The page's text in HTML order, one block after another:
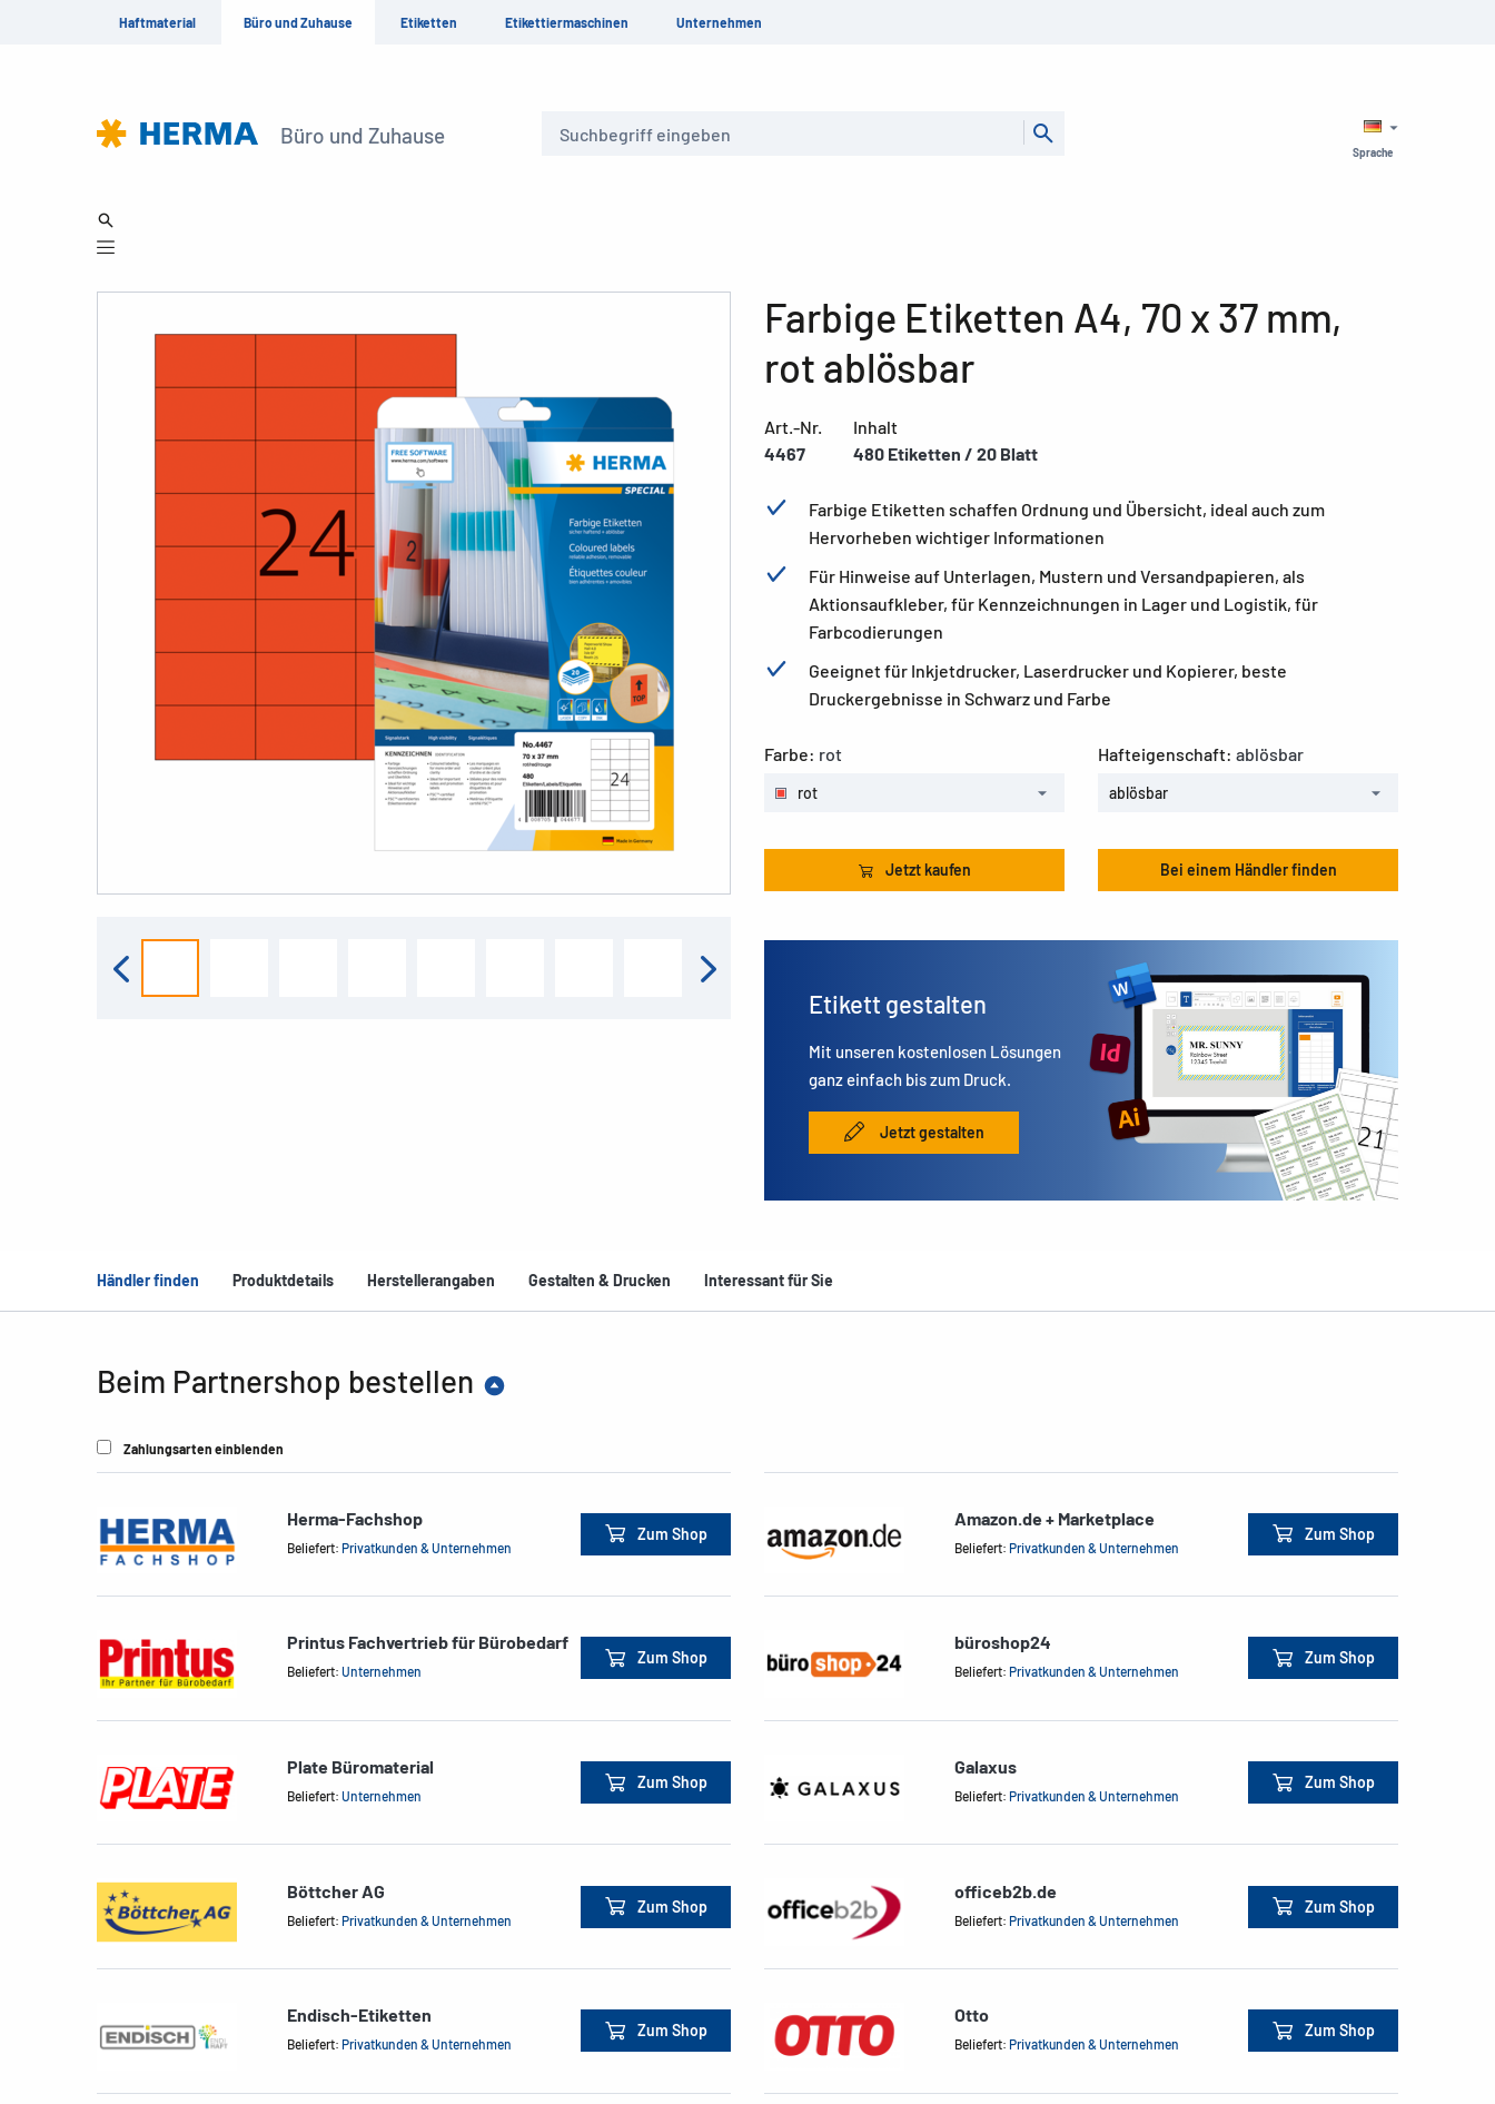
Haftmaterial Büro und Zuhause Etiketten Etikettiermaschinen Unternehmen
Büro und Zuhause
Sprache
Farbige Etiketten A4, 70 x 37 mm,
rot ablösbar
Art.-Nr.
4467
Inhalt
480 Etiketten / 20 Blatt
Farbige Etiketten schaffen Ordnung und Übersicht, ideal auch zum
Hervorheben wichtiger Informationen
Für Hinweise auf Unterlagen, Mustern und Versandpapieren, als
Aktionsaufkleber, für Kennzeichnungen in Lager und Logistik, für
Farbcodierungen
Geeignet für Inkjetdrucker, Laserdrucker und Kopierer, beste
Druckergebnisse in Schwarz und Farbe
Farbe: rot
rot
Hafteigenschaft: ablösbar
ablösbar
Jetzt kaufen Bei einem Händler finden
Etikett gestalten
Mit unseren kostenlosen Lösungen
ganz einfach bis zum Druck.
Jetzt gestalten
Händler finden Produktdetails Herstellerangaben Gestalten & Drucken Interessant für Sie
Beim Partnershop bestellen
Zahlungsarten einblenden
Herma-Fachshop
Beliefert: Privatkunden & Unternehmen
Zum Shop
Amazon.de + Marketplace
Beliefert: Privatkunden & Unternehmen
Zum Shop
Printus Fachvertrieb für Bürobedarf
Beliefert: Unternehmen
Zum Shop
büroshop24
Beliefert: Privatkunden & Unternehmen
Zum Shop
Plate Büromaterial
Beliefert: Unternehmen
Zum Shop
Galaxus
Beliefert: Privatkunden & Unternehmen
Zum Shop
Böttcher AG
Beliefert: Privatkunden & Unternehmen
Zum Shop
officeb2b.de
Beliefert: Privatkunden & Unternehmen
Zum Shop
Endisch-Etiketten
Beliefert: Privatkunden & Unternehmen
Zum Shop
Otto
Beliefert: Privatkunden & Unternehmen
Zum Shop